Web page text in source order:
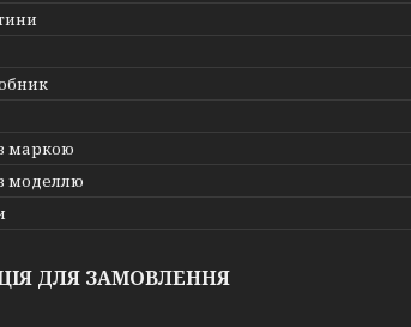
маркою
моделлю
ДЛЯ ЗАМОВЛЕННЯ